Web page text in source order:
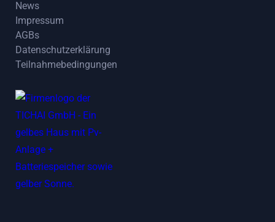
News
News
Impressum
Impressum
AGBs
AGBs
Datenschutzerklärung
Datenschutzerklärung
Teilnahmebedingungen